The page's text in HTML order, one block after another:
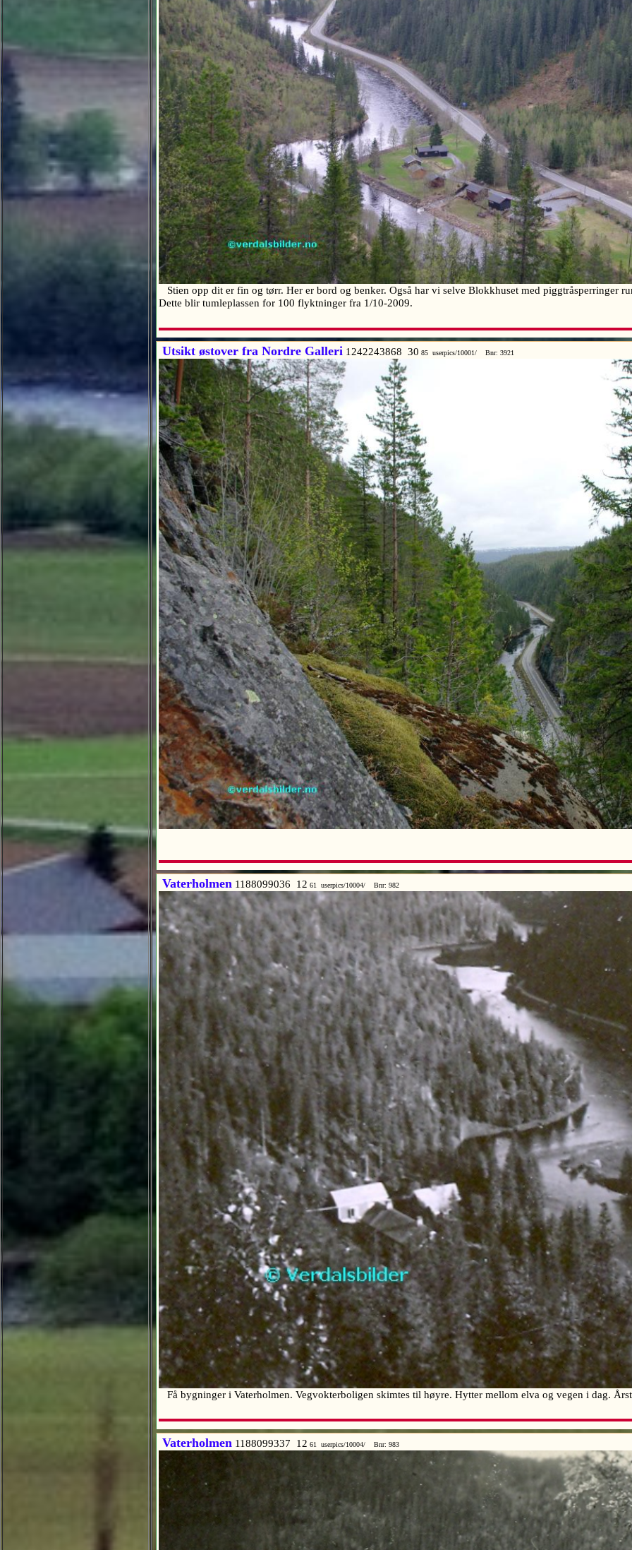
Stien opp dit er fin og tørr. Her er bord og benker. Også har vi selve Blokkhuset med piggtråsperringer
Dette blir tumleplassen for 100 flyktninger fra 1/10-2009.
Utsikt østover fra Nordre Galleri 1242243868 30 85 userpics/10001/ Bnr: 3921
Vaterholmen 1188099036 12 61 userpics/10004/ Bnr: 982
Få bygninger i Vaterholmen. Vegvokterboligen skimtes til høyre. Hytter mellom elva og vegen i dag.
Vaterholmen 1188099337 12 61 userpics/10004/ Bnr: 983